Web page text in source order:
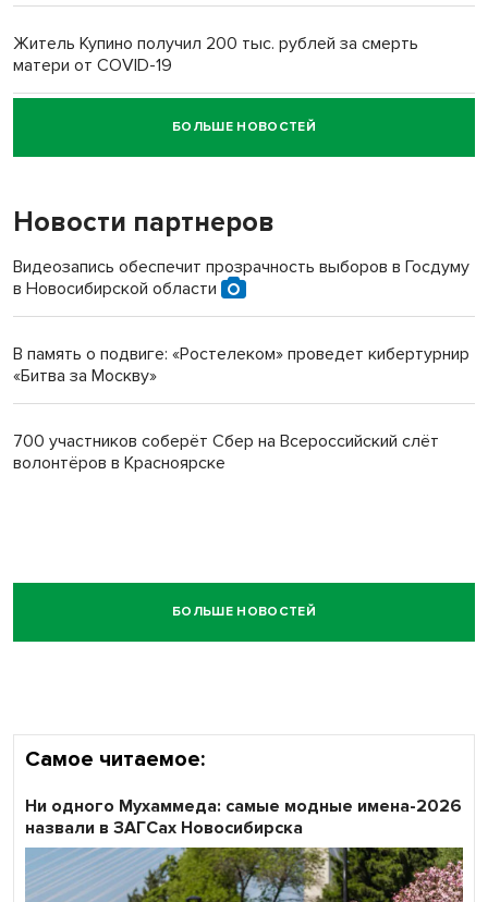
Житель Купино получил 200 тыс. рублей за смерть
матери от COVID-19
Новосибирский суд наказал водителя за смерть
пенсионерки на вокзале
БОЛЬШЕ НОВОСТЕЙ
Новости партнеров
Видеозапись обеспечит прозрачность выборов в Госдуму
в Новосибирской области
В память о подвиге: «Ростелеком» проведет кибертурнир
«Битва за Москву»
700 участников соберёт Сбер на Всероссийский слёт
волонтёров в Красноярске
БОЛЬШЕ НОВОСТЕЙ
Самое читаемое:
Ни одного Мухаммеда: самые модные имена-2026
назвали в ЗАГСах Новосибирска